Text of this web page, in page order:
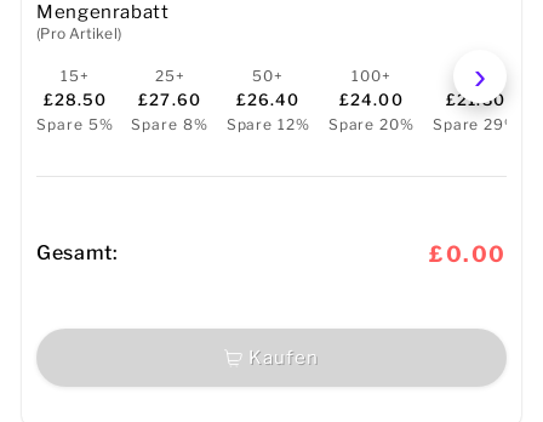
Mengenrabatt
(Pro Artikel)
15+
£28.50
Spare 5%
25+
£27.60
Spare 8%
50+
£26.40
Spare 12%
100+
£24.00
Spare 20%
250+
£21.30
Spare 29%
Gesamt: £0.00
Kaufen